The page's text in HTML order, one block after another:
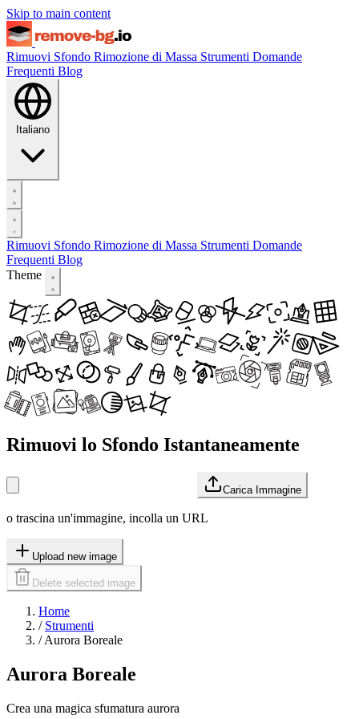
Skip to main content
Rimuovi Sfondo Rimozione di Massa Strumenti Domande
Frequenti Blog
Italiano
Rimuovi Sfondo Rimozione di Massa Strumenti Domande
Frequenti Blog
Theme
Rimuovi lo Sfondo Istantaneamente
Carica Immagine
o trascina un'immagine, incolla un URL
Upload new image
Delete selected image
Home
/ Strumenti
/ Aurora Boreale
Aurora Boreale
Crea una magica sfumatura aurora